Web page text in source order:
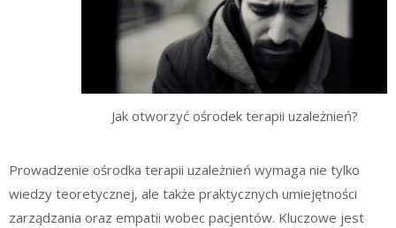
Jak otworzyć ośrodek terapii uzależnień?
Prowadzenie ośrodka terapii uzależnień wymaga nie tylko
wiedzy teoretycznej, ale także praktycznych umiejętności
zarządzania oraz empatii wobec pacjentów. Kluczowe jest